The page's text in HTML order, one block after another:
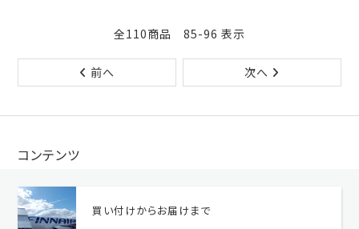
全110商品 85-96 表示
前へ 次へ
コンテンツ
買い付けからお届けまで